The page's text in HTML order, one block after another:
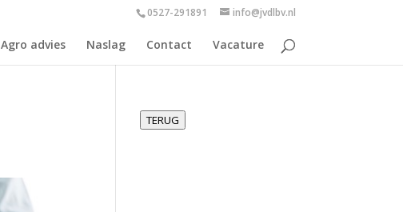
0527-291891 info@jvdlbv.nl
Agro advies Naslag Contact Vacature
TERUG